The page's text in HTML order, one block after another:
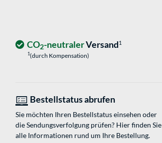
CO2-neutralerVersand1
1(durch Kompensation)
Bestellstatus abrufen
Sie möchten Ihren Bestellstatus einsehen oder
die Sendungsverfolgung prüfen? Hier finden Sie
alle Informationen rund um Ihre Bestellung.